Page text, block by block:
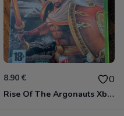
8.90 € 0
Rise Of The Argonauts Xbox 360